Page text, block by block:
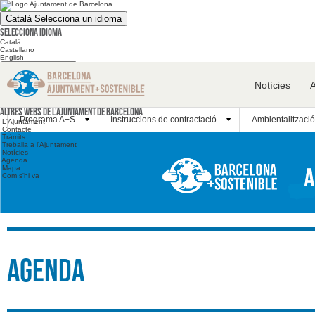
Català Selecciona un idioma
Selecciona idioma
Català
Castellano
English
Cerca en el web
Cerca en el web
Altres webs
Altres webs de l'Ajuntament de Barcelona
L'Ajuntament
Contacte
Tràmits
Treballa a l'Ajuntament
Notícies
Agenda
Mapa
Com s'hi va
Notícies
Programa A+S Instruccions de contractació
Agenda